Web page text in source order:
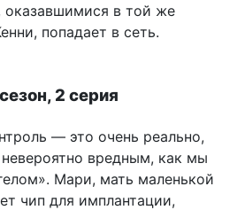
в той же
попадает в сеть.
2 серия
— это очень реально,
вредным, как мы
Мари, мать маленькой
чип для имплантации,